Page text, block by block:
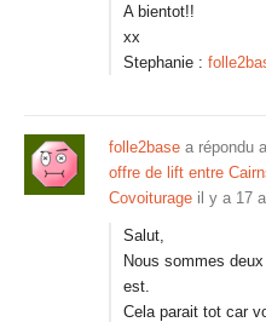
A bientot!!
xx
Stephanie :
folle2base a répondu
offre de lift entre
Covoiturage il y a 17
Salut,
Nous sommes
est.
Cela parait tot car